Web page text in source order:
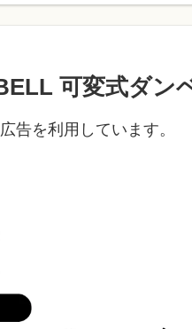
可変式ダン
告を利用しています。